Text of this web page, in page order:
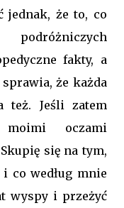
jednak, że to, co
fakty, a
że każda
też. Jeśli zatem
oczami
się na tym,
co według mnie
wyspy i przeżyć